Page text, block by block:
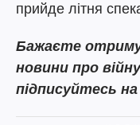
прийде літня
Бажаєте
новини про
підписуйтесь